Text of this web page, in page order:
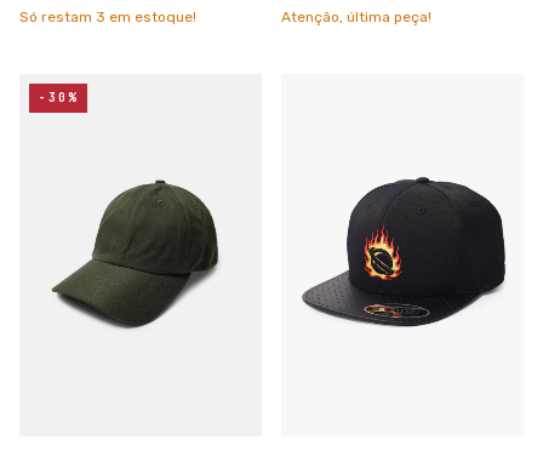
Só restam 3 em estoque! Atenção, última peça!
-30%